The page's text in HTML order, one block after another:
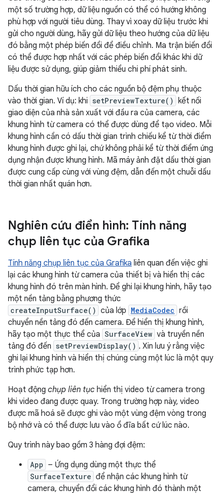
một số trường hợp, dữ liệu nguồn có thể có hướng không
phù hợp với người tiêu dùng. Thay vì xoay dữ liệu trước khi
gửi cho người dùng, hãy gửi dữ liệu theo hướng của dữ liệu
đó bằng một phép biến đổi để điều chỉnh. Ma trận biến đổi
có thể được hợp nhất với các phép biến đổi khác khi dữ
liệu được sử dụng, giúp giảm thiểu chi phí phát sinh.
Dấu thời gian hữu ích cho các nguồn bộ đệm phụ thuộc
vào thời gian. Ví dụ: khi setPreviewTexture() kết nối
giao diện của nhà sản xuất với đầu ra của camera, các
khung hình từ camera có thể được dùng để tạo video. Mỗi
khung hình cần có dấu thời gian trình chiếu kể từ thời điểm
khung hình được ghi lại, chứ không phải kể từ thời điểm ứng
dụng nhận được khung hình. Mã máy ảnh đặt dấu thời gian
được cung cấp cùng với vùng đệm, dẫn đến một chuỗi dấu
thời gian nhất quán hơn.
Nghiên cứu điển hình: Tính năng
chụp liên tục của Grafika
Tính năng chụp liên tục của Grafika liên quan đến việc ghi
lại các khung hình từ camera của thiết bị và hiển thị các
khung hình đó trên màn hình. Để ghi lại khung hình, hãy tạo
một nền tảng bằng phương thức
createInputSurface() của lớp MediaCodec rồi
chuyển nền tảng đó đến camera. Để hiển thị khung hình,
hãy tạo một thực thể của SurfaceView và truyền nền
tảng đó đến setPreviewDisplay() . Xin lưu ý rằng việc
ghi lại khung hình và hiển thị chúng cùng một lúc là một quy
trình phức tạp hơn.
Hoạt động chụp liên tục hiển thị video từ camera trong
khi video đang được quay. Trong trường hợp này, video
được mã hoá sẽ được ghi vào một vùng đệm vòng trong
bộ nhớ và có thể được lưu vào ổ đĩa bất cứ lúc nào.
Quy trình này bao gồm 3 hàng đợi đệm:
App – Ứng dụng dùng một thực thể
SurfaceTexture để nhận các khung hình từ
camera, chuyển đổi các khung hình đó thành một